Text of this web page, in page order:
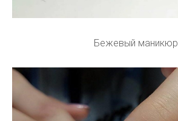
Бежевый маникюр